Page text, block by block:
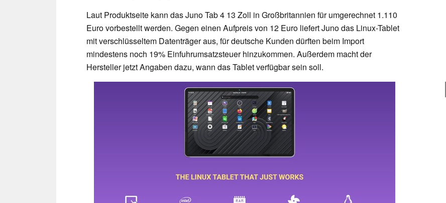
Laut Produktseite kann das Juno Tab 4 13 Zoll in Großbritannien für umgerechnet 1.110
Euro vorbestellt werden. Gegen einen Aufpreis von 12 Euro liefert Juno das Linux-Tablet
mit verschlüsseltem Datenträger aus, für deutsche Kunden dürften beim Import
mindestens noch 19% Einfuhrumsatzsteuer hinzukommen. Außerdem macht der
Hersteller jetzt Angaben dazu, wann das Tablet verfügbar sein soll.